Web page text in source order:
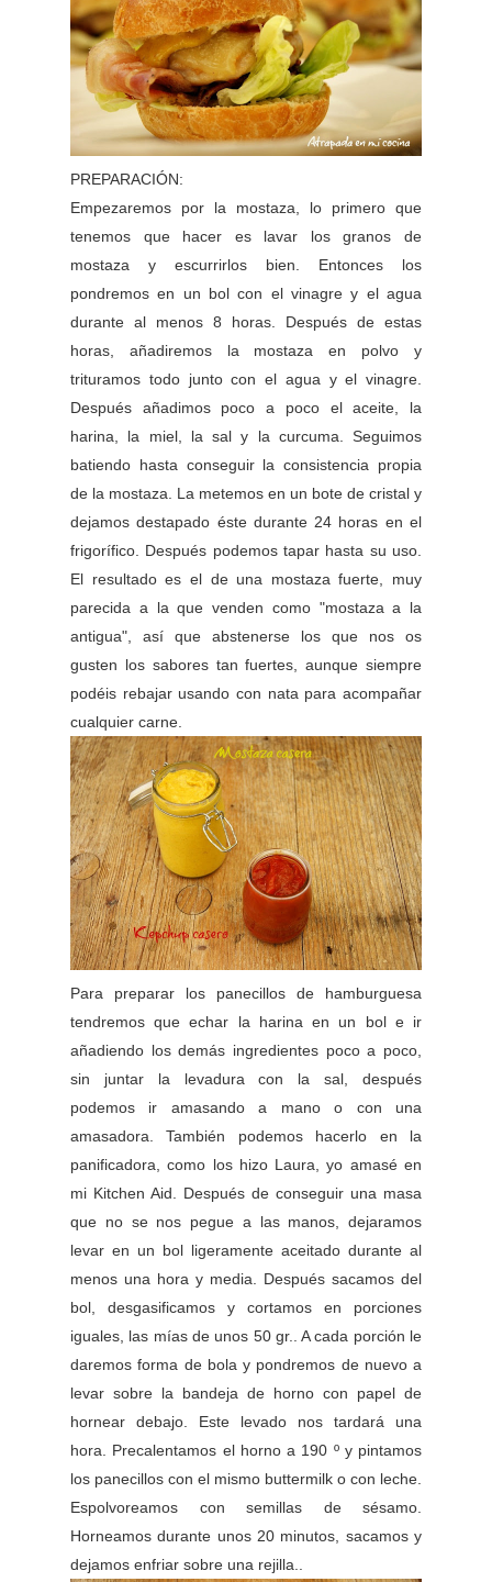
PREPARACIÓN:
Empezaremos por la mostaza, lo primero que
tenemos que hacer es lavar los granos de
mostaza y escurrirlos bien. Entonces los
pondremos en un bol con el vinagre y el agua
durante al menos 8 horas. Después de estas
horas, añadiremos la mostaza en polvo y
trituramos todo junto con el agua y el vinagre.
Después añadimos poco a poco el aceite, la
harina, la miel, la sal y la curcuma. Seguimos
batiendo hasta conseguir la consistencia propia
de la mostaza. La metemos en un bote de cristal y
dejamos destapado éste durante 24 horas en el
frigorífico. Después podemos tapar hasta su uso.
El resultado es el de una mostaza fuerte, muy
parecida a la que venden como "mostaza a la
antigua", así que abstenerse los que nos os
gusten los sabores tan fuertes, aunque siempre
podéis rebajar usando con nata para acompañar
cualquier carne.
Para preparar los panecillos de hamburguesa
tendremos que echar la harina en un bol e ir
añadiendo los demás ingredientes poco a poco,
sin juntar la levadura con la sal, después
podemos ir amasando a mano o con una
amasadora. También podemos hacerlo en la
panificadora, como los hizo Laura, yo amasé en
mi Kitchen Aid. Después de conseguir una masa
que no se nos pegue a las manos, dejaramos
levar en un bol ligeramente aceitado durante al
menos una hora y media. Después sacamos del
bol, desgasificamos y cortamos en porciones
iguales, las mías de unos 50 gr.. A cada porción le
daremos forma de bola y pondremos de nuevo a
levar sobre la bandeja de horno con papel de
hornear debajo. Este levado nos tardará una
hora. Precalentamos el horno a 190 º y pintamos
los panecillos con el mismo buttermilk o con leche.
Espolvoreamos con semillas de sésamo.
Horneamos durante unos 20 minutos, sacamos y
dejamos enfriar sobre una rejilla..